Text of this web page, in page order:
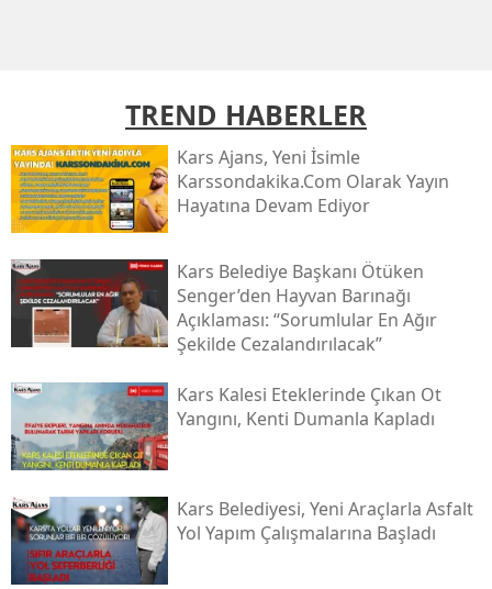
Malatya
Manisa
Kahramanmaraş
Mardin
Muğla
Muş
Nevşehir
Rize
TREND HABERLER
Kars Ajans, Yeni İsimle
Karssondakika.com Olarak Yayın
Hayatına Devam Ediyor
Kars Belediye Başkanı Ötüken
Senger’den Hayvan Barınağı
Açıklaması: “sorumlular En Ağır
Şekilde Cezalandırılacak”
Kars Kalesi Eteklerinde Çıkan Ot
Yangını, Kenti Dumanla Kapladı
Kars Belediyesi, Yeni Araçlarla Asfalt
Yol Yapım Çalışmalarına Başladı